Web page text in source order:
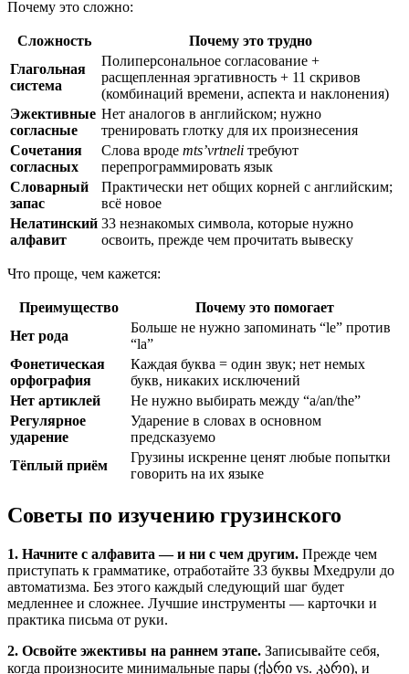
Почему это сложно:
Сложность
Почему это трудно
Глагольная
система
Полиперсональное согласование +
расщепленная эргативность + 11 скривов
(комбинаций времени, аспекта и наклонения)
Эжективные
согласные
Нет аналогов в английском; нужно
тренировать глотку для их произнесения
Сочетания
согласных
Слова вроде mts’vrtneli требуют
перепрограммировать язык
Словарный
запас
Практически нет общих корней с английским;
всё новое
Нелатинский
алфавит
33 незнакомых символа, которые нужно
освоить, прежде чем прочитать вывеску
Что проще, чем кажется:
Преимущество
Почему это помогает
Нет рода
Больше не нужно запоминать “le” против
“la”
Фонетическая
орфография
Каждая буква = один звук; нет немых
букв, никаких исключений
Нет артиклей
Не нужно выбирать между “a/an/the”
Регулярное
ударение
Ударение в словах в основном
предсказуемо
Тёплый приём
Грузины искренне ценят любые попытки
говорить на их языке
Советы по изучению грузинского
1. Начните с алфавита — и ни с чем другим. Прежде чем
приступать к грамматике, отработайте 33 буквы Мхедрули до
автоматизма. Без этого каждый следующий шаг будет
медленнее и сложнее. Лучшие инструменты — карточки и
практика письма от руки.
2. Освойте эжективы на раннем этапе. Записывайте себя,
когда произносите минимальные пары (ქარი vs. კარი), и